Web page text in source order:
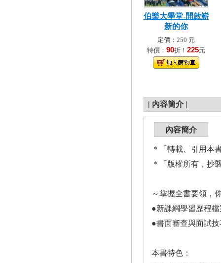
伯樂大學堂-開啟嶄
新的你
定價：250 元
特價： 90折！ 225元
| 內容簡介 |
內容簡介
＊「轉載、引用本
＊「版權所有，抄
～掌握全書要領，
●新課綱學習歷程
●書面審查與面試
本書特色：